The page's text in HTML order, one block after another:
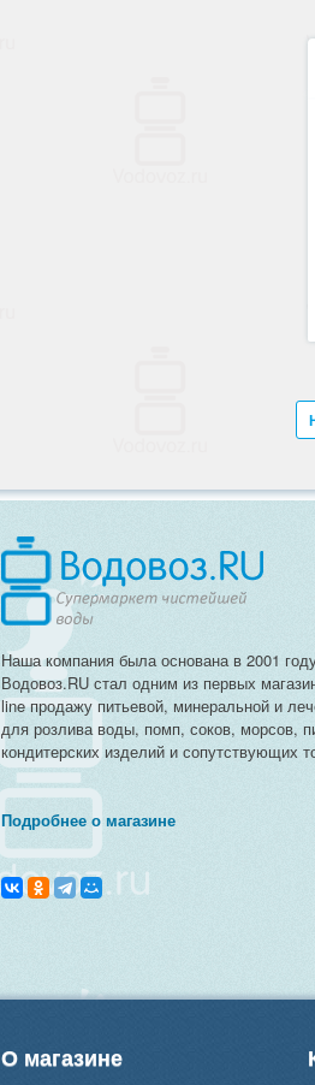
Наша компания была основана в 2001
Водовоз.RU стал одним из первых
line продажу питьевой, минеральной и
для розлива воды, помп, соков, морсов,
кондитерских изделий и сопутствующих
Подробнее о магазине
О магазине